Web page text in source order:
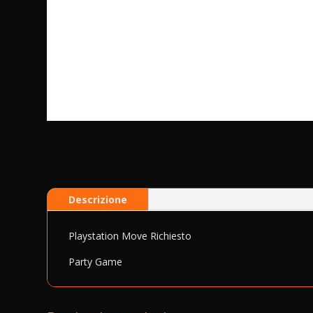
Descrizione
Playstation Move Richiesto
Party Game